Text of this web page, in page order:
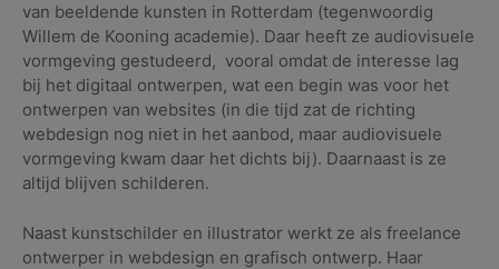
van beeldende kunsten in Rotterdam (tegenwoordig
Willem de Kooning academie). Daar heeft ze audiovisuele
vormgeving gestudeerd, vooral omdat de interesse lag
bij het digitaal ontwerpen, wat een begin was voor het
ontwerpen van websites (in die tijd zat de richting
webdesign nog niet in het aanbod, maar audiovisuele
vormgeving kwam daar het dichts bij). Daarnaast is ze
altijd blijven schilderen.
Naast kunstschilder en illustrator werkt ze als freelance
ontwerper in webdesign en grafisch ontwerp. Haar